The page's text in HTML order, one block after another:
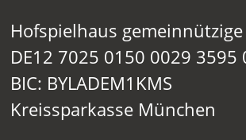
Hofspielhaus gemeinnützige
DE12 7025 0150 0029 3595
BIC: BYLADEM1KMS
Kreissparkasse München